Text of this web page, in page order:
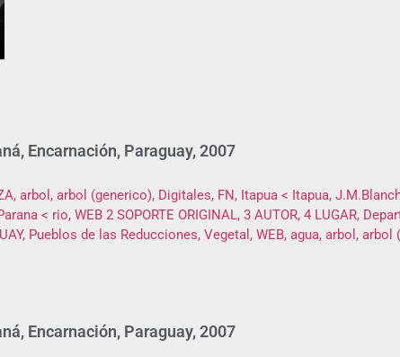
Encarnación, Paraguay, 2007
Encarnación, Paraguay, 2007